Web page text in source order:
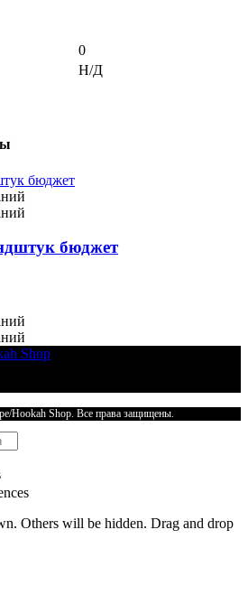
0
Н/Д
бюджет
Hookah Shop. Все права защищены.
Others will be hidden. Drag and drop